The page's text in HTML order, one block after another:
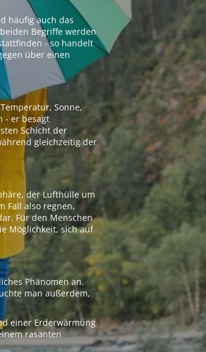
häufig auch das
Begriffe werden
- so handelt
über einen
Sonne,
- er besagt
Schicht der
gleichzeitig der
der Lufthülle um
Fall also regnen,
Für den Menschen
Möglichkeit, sich auf
Phänomen an.
man außerdem,
einer Erderwärmung
rasanten